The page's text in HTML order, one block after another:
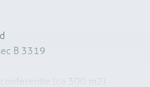
B 3319
(ca 300 m2)